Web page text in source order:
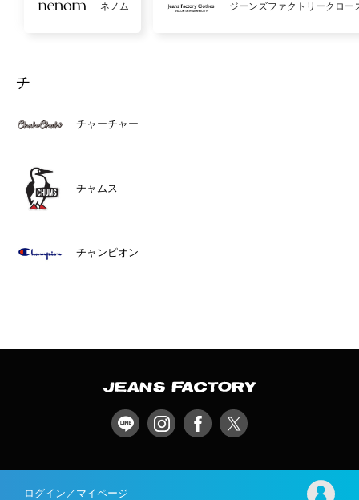
ネノム ジーンズファクトリークロー
チ
チャーチャー
チャムス
チャンピオン
ログイン／マイページ